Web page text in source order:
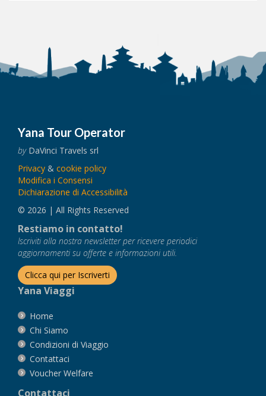
Yana Tour Operator
byDaVinci Travels srl
Privacy & cookie policy
Modifica i Consensi
Dichiarazione di Accessibilità
© 2026 | All Rights Reserved
Restiamo in contatto!
Iscriviti alla nostra newsletter per ricevere periodici
aggiornamenti su offerte e informazioni utili.
Clicca qui per Iscriverti
Yana Viaggi
Home
Chi Siamo
Condizioni di Viaggio
Contattaci
Voucher Welfare
Contattaci